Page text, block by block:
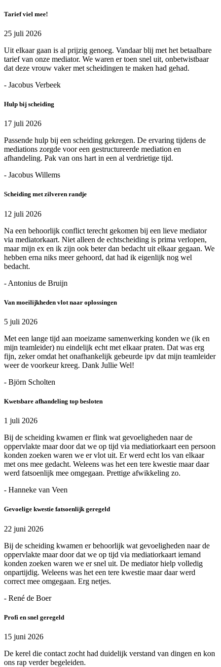
Tarief viel mee!
25 juli 2026
Uit elkaar gaan is al prijzig genoeg. Vandaar blij met het betaalbare
tarief van onze mediator. We waren er toen snel uit, onbetwistbaar
dat deze vrouw vaker met scheidingen te maken had gehad.
- Jacobus Verbeek
Hulp bij scheiding
17 juli 2026
Passende hulp bij een scheiding gekregen. De ervaring tijdens de
mediations zorgde voor een gestructureerde mediation en
afhandeling. Pak van ons hart in een al verdrietige tijd.
- Jacobus Willems
Scheiding met zilveren randje
12 juli 2026
Na een behoorlijk conflict terecht gekomen bij een lieve mediator
via mediatorkaart. Niet alleen de echtscheiding is prima verlopen,
maar mijn ex en ik zijn ook beter dan bedacht uit elkaar gegaan. We
hebben erna niks meer gehoord, dat had ik eigenlijk nog wel
bedacht.
- Antonius de Bruijn
Van moeilijkheden vlot naar oplossingen
5 juli 2026
Met een lange tijd aan moeizame samenwerking konden we (ik en
mijn teamleider) nu eindelijk echt met elkaar praten. Dat was erg
fijn, zeker omdat het onafhankelijk gebeurde ipv dat mijn teamleider
weer de voorkeur kreeg. Dank Jullie Wel!
- Björn Scholten
Kwetsbare afhandeling top besloten
1 juli 2026
Bij de scheiding kwamen er flink wat gevoeligheden naar de
oppervlakte maar door dat we op tijd via mediatiorkaart een persoon
konden zoeken waren we er vlot uit. Er werd echt los van elkaar
met ons mee gedacht. Weleens was het een tere kwestie maar daar
werd fatsoenlijk mee omgegaan. Prettige afwikkeling zo.
- Hanneke van Veen
Gevoelige kwestie fatsoenlijk geregeld
22 juni 2026
Bij de scheiding kwamen er behoorlijk wat gevoeligheden naar de
oppervlakte maar door dat we op tijd via mediatiorkaart iemand
konden zoeken waren we er snel uit. De mediator hielp volledig
onpartijdig. Weleens was het een tere kwestie maar daar werd
correct mee omgegaan. Erg netjes.
- René de Boer
Profi en snel geregeld
15 juni 2026
De kerel die contact zocht had duidelijk verstand van dingen en kon
ons rap verder begeleiden.